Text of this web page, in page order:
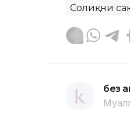
Соғлиқни
без